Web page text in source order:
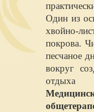
Один из
хвойно-
покрова.
песчаное
вокруг
отдыха